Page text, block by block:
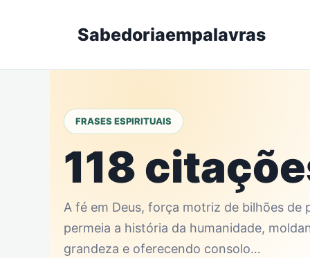
Sabedoriaempalavras
FRASES ESPIRITUAIS
118
A fé em Deus, força motriz de bilhões de
permeia a história da humanidade,
grandeza e oferecendo consolo…